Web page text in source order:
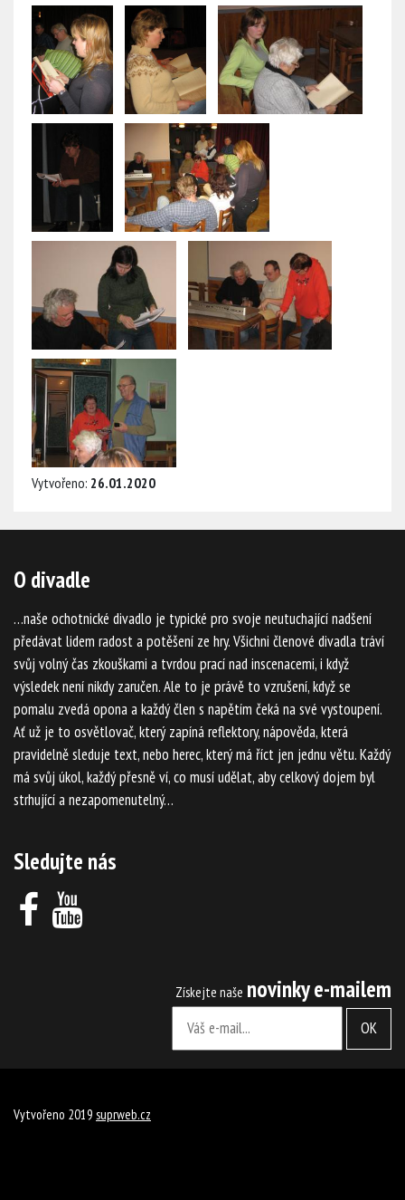
Vytvořeno: 26.01.2020
O divadle
…naše ochotnické divadlo je typické pro svoje neutuchající nadšení
předávat lidem radost a potěšení ze hry. Všichni členové divadla tráví
svůj volný čas zkouškami a tvrdou prací nad inscenacemi, i když
výsledek není nikdy zaručen. Ale to je právě to vzrušení, když se
pomalu zvedá opona a každý člen s napětím čeká na své vystoupení.
Ať už je to osvětlovač, který zapíná reflektory, nápověda, která
pravidelně sleduje text, nebo herec, který má říct jen jednu větu. Každý
má svůj úkol, každý přesně ví, co musí udělat, aby celkový dojem byl
strhující a nezapomenutelný…
Sledujte nás
Získejte naše novinky e-mailem
OK
Vytvořeno 2019 suprweb.cz